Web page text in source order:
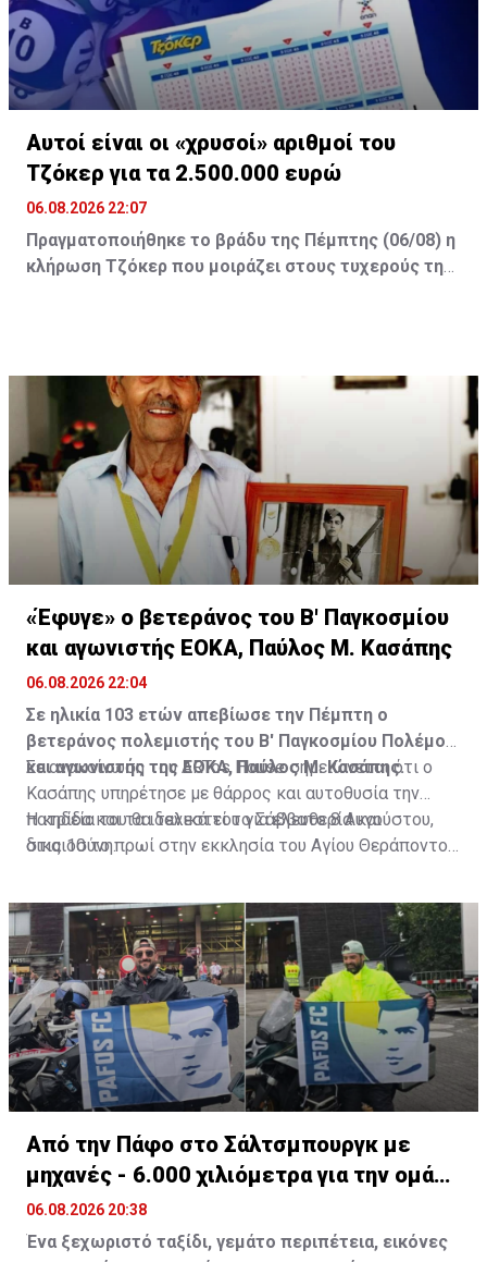
Αυτοί είναι οι «χρυσοί» αριθμοί του
Τζόκερ για τα 2.500.000 ευρώ
06.08.2026 22:07
Πραγματοποιήθηκε το βράδυ της Πέμπτης (06/08) η
κλήρωση Τζόκερ που μοιράζει στους τυχερούς της
«Έφυγε» ο βετεράνος του Β' Παγκοσμίου
και αγωνιστής ΕΟΚΑ, Παύλος Μ. Κασάπης
06.08.2026 22:04
Σε ηλικία 103 ετών απεβίωσε την Πέμπτη ο
βετεράνος πολεμιστής του Β' Παγκοσμίου Πολέμου
και αγωνιστής της ΕΟΚΑ, Παύλος Μ. Κασάπης.
Σε ανακοίνωση του ARTos House σημειώνεται ότι ο
Κασάπης υπηρέτησε με θάρρος και αυτοθυσία την
πατρίδα και τα ιδανικά του για ελευθερία και
δικαιοσύνη.
Η κηδεία του θα τελεστεί το Σάββατο 8 Αυγούστου,
στις 10 το πρωί στην εκκλησία του Αγίου Θεράποντος
Πηγή: ΚΥΠΕ
Από την Πάφο στο Σάλτσμπουργκ με
μηχανές - 6.000 χιλιόμετρα για την ομάδα
τους
06.08.2026 20:38
Ένα ξεχωριστό ταξίδι, γεμάτο περιπέτεια, εικόνες